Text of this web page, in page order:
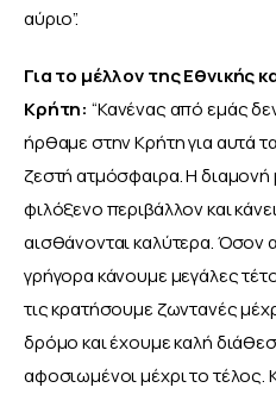
αύριο”.
Για το μέλλον της Εθνικής
Κρήτη: “Κανένας από εμάς
ήρθαμε στην Κρήτη για αυτά
ζεστή ατμόσφαιρα. Η διαμονή
φιλόξενο περιβάλλον και
αισθάνονται καλύτερα. Όσον
γρήγορα κάνουμε μεγάλες
τις κρατήσουμε ζωντανές
δρόμο και έχουμε καλή
αφοσιωμένοι μέχρι το τέλος.